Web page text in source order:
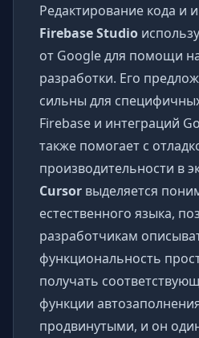
Редактирование кода и
Firebase Studio
от Google для помощи
разработки. Его
сильны для
Firebase и интеграций
также помогает с
производительности в
Cursor выделяется
естественного языка,
разработчикам
функциональность
получать
функции
продвинутыми, и он